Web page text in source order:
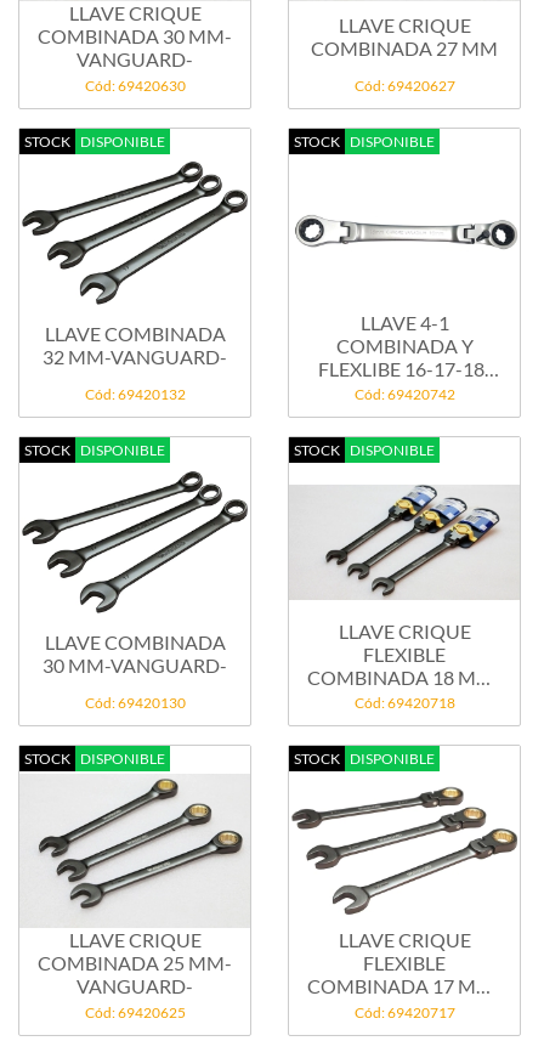
LLAVE CRIQUE
COMBINADA 30 MM-
VANGUARD-
Cód: 69420630
LLAVE CRIQUE
COMBINADA 27 MM
Cód: 69420627
STOCK DISPONIBLE
LLAVE COMBINADA
32 MM-VANGUARD-
Cód: 69420132
STOCK DISPONIBLE
LLAVE 4-1
COMBINADA Y
FLEXLIBE 16-17-18-
19...
Cód: 69420742
STOCK DISPONIBLE
LLAVE COMBINADA
30 MM-VANGUARD-
Cód: 69420130
STOCK DISPONIBLE
LLAVE CRIQUE
FLEXIBLE
COMBINADA 18 MM-
VANGUARD-
Cód: 69420718
STOCK DISPONIBLE
LLAVE CRIQUE
COMBINADA 25 MM-
VANGUARD-
Cód: 69420625
STOCK DISPONIBLE
LLAVE CRIQUE
FLEXIBLE
COMBINADA 17 MM-
VANGUARD-
Cód: 69420717